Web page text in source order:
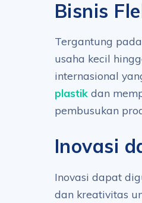
Bisnis
Tergantung
usaha kecil
internasional
plastik dan
pembusukan
Inovasi
Inovasi dapat
dan kreativitas